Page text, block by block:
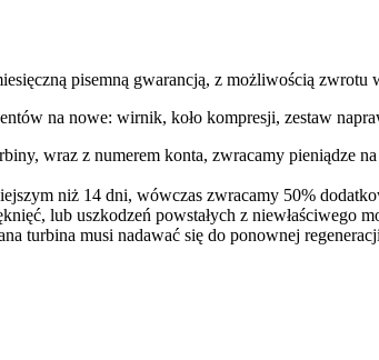
pisemną gwarancją, z możliwością zwrotu
na nowe: wirnik, koło kompresji, zestaw
wraz z numerem konta, zwracamy pieniądze
niż 14 dni, wówczas zwracamy 50%
lub uszkodzeń powstałych z
turbina musi nadawać się do ponownej